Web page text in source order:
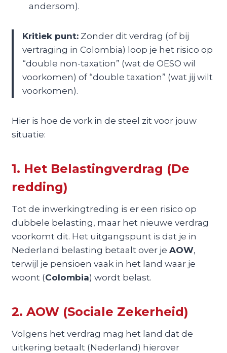
andersom).
Kritiek punt:Zonder dit verdrag (of bij
vertraging in Colombia) loop je het risico op
“double non-taxation” (wat de OESO wil
voorkomen) of “double taxation” (wat jij wilt
voorkomen).
Hier is hoe de vork in de steel zit voor jouw
situatie:
1. Het Belastingverdrag (De
redding)
Tot de inwerkingtreding is er een risico op
dubbele belasting, maar het nieuwe verdrag
voorkomt dit. Het uitgangspunt is dat je in
Nederland belasting betaalt over je AOW,
terwijl je pensioen vaak in het land waar je
woont (Colombia) wordt belast.
2. AOW (Sociale Zekerheid)
Volgens het verdrag mag het land dat de
uitkering betaalt (Nederland) hierover